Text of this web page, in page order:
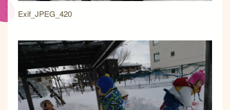
Exif_JPEG_420